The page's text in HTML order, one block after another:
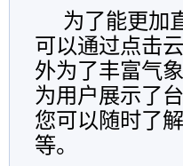
为了能更加
可以通过点击
外为了丰富气
为用户展示了
您可以随时了
等。